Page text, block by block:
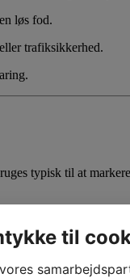
løs fod.
trafiksikkerhed.
typisk til at
længere afspærring.
den løse fod, som
til